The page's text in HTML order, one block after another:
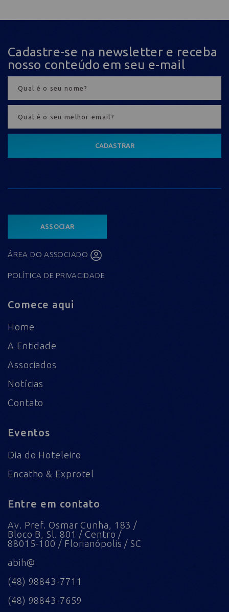
Cadastre-se na newsletter e receba
nosso conteúdo em seu e-mail
CADASTRAR
ASSOCIAR
ÁREA DO ASSOCIADO
POLÍTICA DE PRIVACIDADE
Comece aqui
Home
A Entidade
Associados
Notícias
Contato
Eventos
Dia do Hoteleiro
Encatho & Exprotel
Entre em contato
Av. Pref. Osmar Cunha, 183 /
Bloco B, Sl. 801 / Centro /
88015-100 / Florianópolis / SC
abih@
(48) 98843-7711
(48) 98843-7659